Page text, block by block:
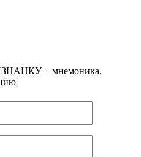
+ мнемоника.